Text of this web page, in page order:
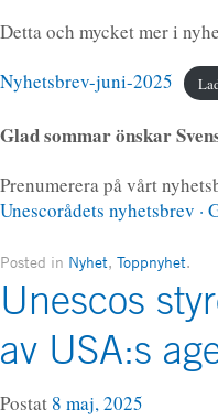
Detta och mycket mer i
Nyhetsbrev-juni-2025
Glad sommar önskar
Prenumerera på vårt
Unescorådets nyhetsbrev ·
Posted in Nyhet, Toppnyhet.
Unescos
av USA:s
Postat 8 maj, 2025